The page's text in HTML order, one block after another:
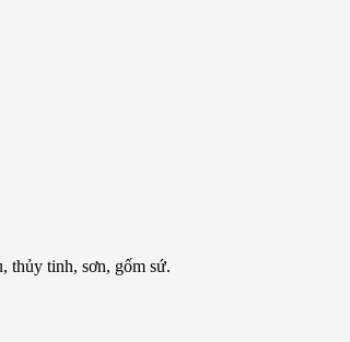
thủy tinh, sơn, gốm sứ.